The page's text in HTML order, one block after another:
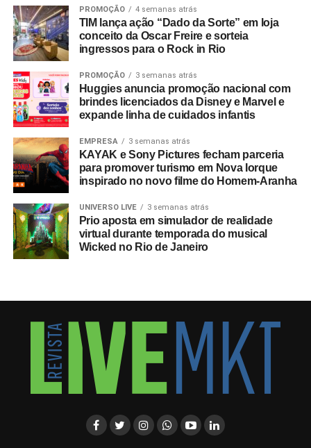
PROMOÇÃO 4 semanas atrás
TIM lança ação “Dado da Sorte” em loja
conceito da Oscar Freire e sorteia
ingressos para o Rock in Rio
PROMOÇÃO 3 semanas atrás
Huggies anuncia promoção nacional com
brindes licenciados da Disney e Marvel e
expande linha de cuidados infantis
EMPRESA 3 semanas atrás
KAYAK e Sony Pictures fecham parceria
para promover turismo em Nova Iorque
inspirado no novo filme do Homem-Aranha
UNIVERSO LIVE 3 semanas atrás
Prio aposta em simulador de realidade
virtual durante temporada do musical
Wicked no Rio de Janeiro